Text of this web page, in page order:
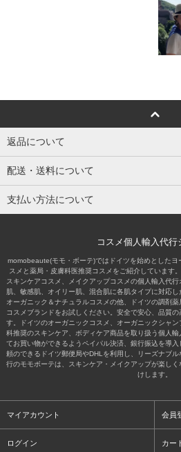
返品について
配送・送料について
支払い方法について
コスメ個人輸入代行
momobeaute(モモ・ボーテ)ではドイツを始めとしたヨ
スメと薬局・皮膚科医推奨コスメをご紹介しています
スキンケアコスメ、メイクアップコスメの個人輸入代
肌、敏感肌、オイリー肌、混合肌に各肌タイプに対応
オーガニック＆ナチュラルコスメの他、ドイツの調剤
コスメブランドをお試しください。安全で安心、品質
す。ドイツのオーガニックコスメ、オーガニックシャ
科推奨のスキンケア、ボディケア商品を取り扱う個人
てお買い物ができるようペイパル決済、銀行振込を導
頼のできるドイツ郵便局やDHLを利用し、リーズナブ
行のモモボーテは、スキンケア・メイクアップが楽し
けします。
マイアカウント 会員
ログイン カー